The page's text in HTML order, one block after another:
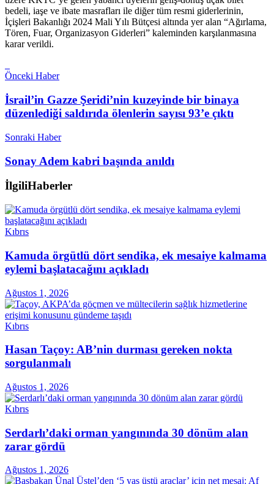
bedeli, iaşe ve ibate masrafları ile diğer tüm resmi giderlerinin,
İçişleri Bakanlığı 2024 Mali Yılı Bütçesi altında yer alan “Ağırlama,
Tören, Fuar, Organizasyon Giderleri” kaleminden karşılanmasına
karar verildi.
Önceki Haber
İsrail’in Gazze Şeridi’nin kuzeyinde bir binaya
düzenlediği saldırıda ölenlerin sayısı 93’e çıktı
Sonraki Haber
Sonay Adem kabri başında anıldı
İlgiliHaberler
Kıbrıs
Kamuda örgütlü dört sendika, ek mesaiye kalmama
eylemi başlatacağını açıkladı
Ağustos 1, 2026
Kıbrıs
Hasan Taçoy: AB’nin durması gereken nokta
sorgulanmalı
Ağustos 1, 2026
Kıbrıs
Serdarlı’daki orman yangınında 30 dönüm alan
zarar gördü
Ağustos 1, 2026